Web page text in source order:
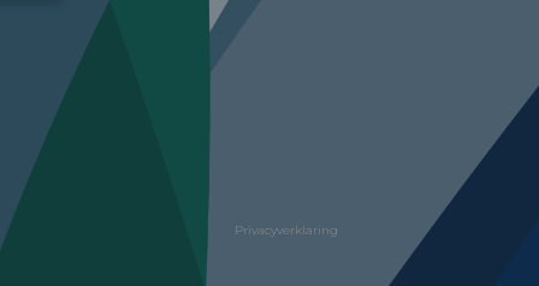
Privacyverklaring